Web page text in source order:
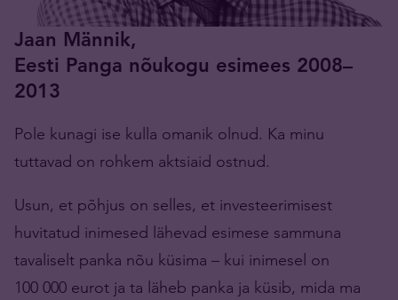
Jaan Männik,
Eesti Panga nõukogu esimees 2008–
2013
Pole kunagi ise kulla omanik olnud. Ka minu
tuttavad on rohkem aktsiaid ostnud.
Usun, et põhjus on selles, et investeerimisest
huvitatud inimesed lähevad esimese sammuna
tavaliselt panka nõu küsima – kui inimesel on
100 000 eurot ja ta läheb panka ja küsib, mida ma